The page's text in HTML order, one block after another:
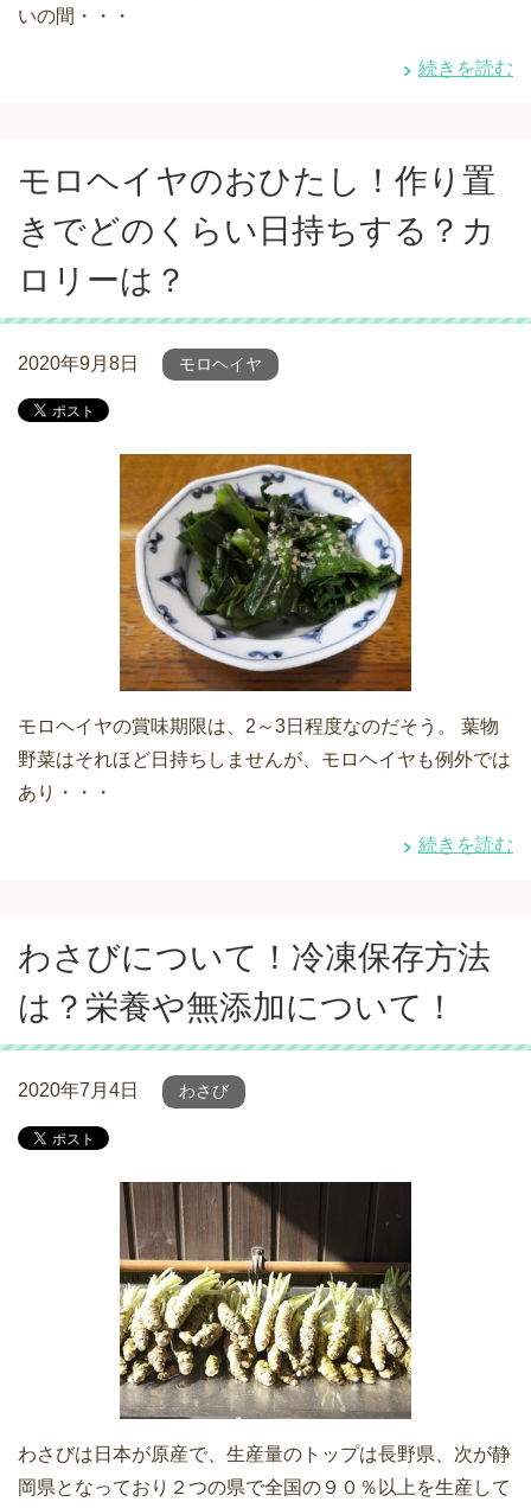
いの間・・・
続きを読む
モロヘイヤのおひたし！作り置
きでどのくらい日持ちする？カ
ロリーは？
2020年9月8日 モロヘイヤ
モロヘイヤの賞味期限は、2～3日程度なのだそう。 葉物
野菜はそれほど日持ちしませんが、モロヘイヤも例外では
あり・・・
続きを読む
わさびについて！冷凍保存方法
は？栄養や無添加について！
2020年7月4日 わさび
わさびは日本が原産で、生産量のトップは長野県、次が静
岡県となっており２つの県で全国の９０％以上を生産して